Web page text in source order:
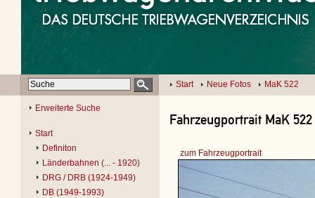
Start Neue Fotos MaK 522
Erweiterte Suche
Start
Definiton
Länderbahnen (... - 1920)
DRG / DRB (1924-1949)
DB (1949-1993)
Fahrzeugportrait MaK
zum Fahrzeugportrait